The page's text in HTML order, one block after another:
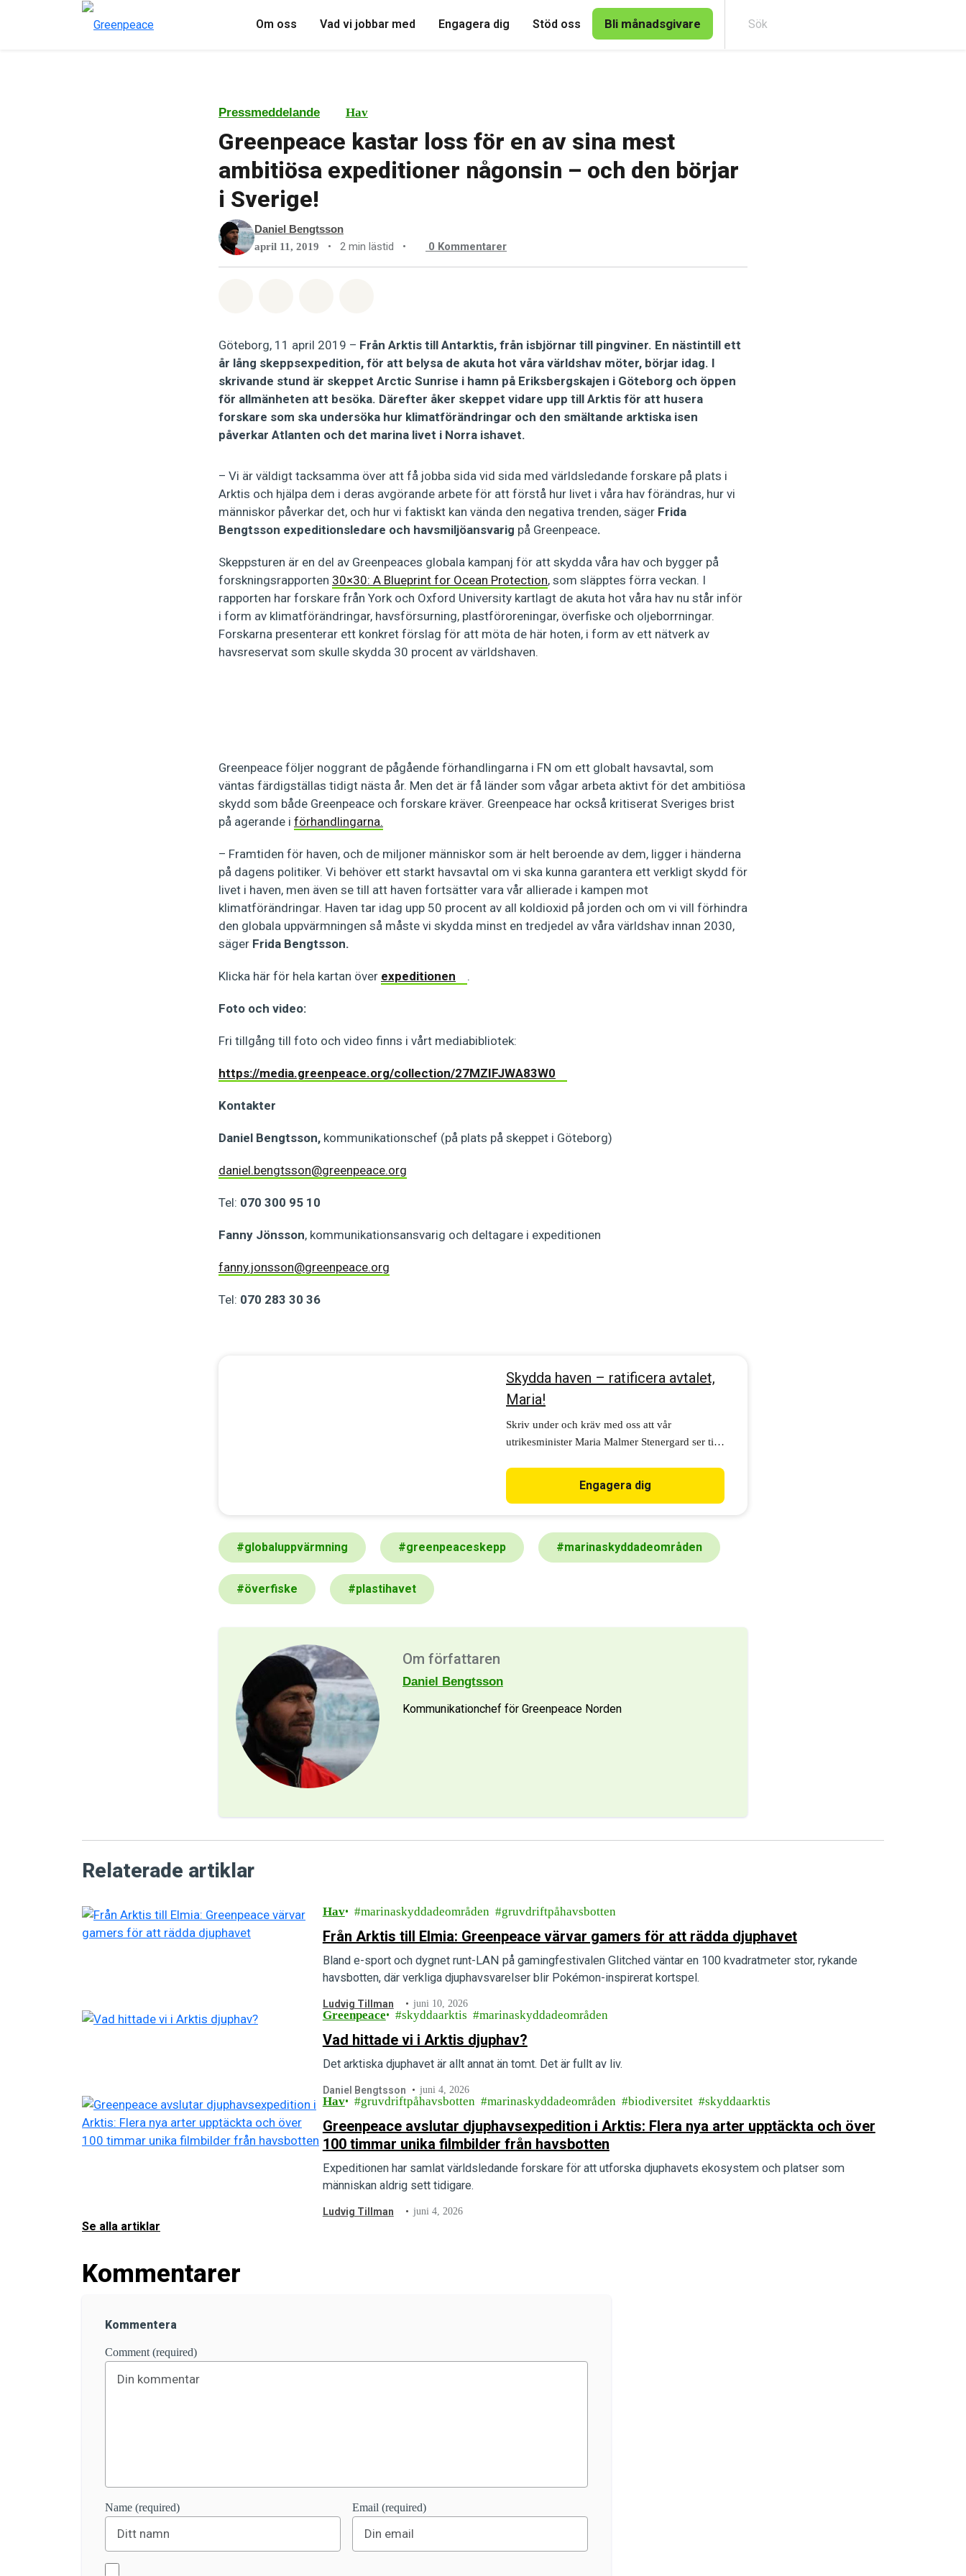
Om oss Vad vi jobbar med Engagera dig Stöd oss Bli månadsgivare
Pressmeddelande Hav
Greenpeace kastar loss för en av sina mest
ambitiösa expeditioner någonsin – och den börjar
i Sverige!
Daniel Bengtsson
april 11, 2019 • 2 min lästid • 0 Kommentarer
Göteborg, 11 april 2019 – Från Arktis till Antarktis, från isbjörnar till pingviner. En nästintill ett
år lång skeppsexpedition, för att belysa de akuta hot våra världshav möter, börjar idag. I
skrivande stund är skeppet Arctic Sunrise i hamn på Eriksbergskajen i Göteborg och öppen
för allmänheten att besöka. Därefter åker skeppet vidare upp till Arktis för att husera
forskare som ska undersöka hur klimatförändringar och den smältande arktiska isen
påverkar Atlanten och det marina livet i Norra ishavet.
– Vi är väldigt tacksamma över att få jobba sida vid sida med världsledande forskare på plats i
Arktis och hjälpa dem i deras avgörande arbete för att förstå hur livet i våra hav förändras, hur vi
människor påverkar det, och hur vi faktiskt kan vända den negativa trenden, säger Frida
Bengtsson expeditionsledare och havsmiljöansvarig på Greenpeace.
Skeppsturen är en del av Greenpeaces globala kampanj för att skydda våra hav och bygger på
forskningsrapporten 30×30: A Blueprint for Ocean Protection, som släpptes förra veckan. I
rapporten har forskare från York och Oxford University kartlagt de akuta hot våra hav nu står inför
i form av klimatförändringar, havsförsurning, plastföroreningar, överfiske och oljeborrningar.
Forskarna presenterar ett konkret förslag för att möta de här hoten, i form av ett nätverk av
havsreservat som skulle skydda 30 procent av världshaven.
Greenpeace följer noggrant de pågående förhandlingarna i FN om ett globalt havsavtal, som
väntas färdigställas tidigt nästa år. Men det är få länder som vågar arbeta aktivt för det ambitiösa
skydd som både Greenpeace och forskare kräver. Greenpeace har också kritiserat Sveriges brist
på agerande i förhandlingarna.
– Framtiden för haven, och de miljoner människor som är helt beroende av dem, ligger i händerna
på dagens politiker. Vi behöver ett starkt havsavtal om vi ska kunna garantera ett verkligt skydd för
livet i haven, men även se till att haven fortsätter vara vår allierade i kampen mot
klimatförändringar. Haven tar idag upp 50 procent av all koldioxid på jorden och om vi vill förhindra
den globala uppvärmningen så måste vi skydda minst en tredjedel av våra världshav innan 2030,
säger Frida Bengtsson.
Klicka här för hela kartan över expeditionen .
Foto och video:
Fri tillgång till foto och video finns i vårt mediabibliotek:
https://media.greenpeace.org/collection/27MZIFJWA83W0
Kontakter
Daniel Bengtsson, kommunikationschef (på plats på skeppet i Göteborg)
daniel.bengtsson@greenpeace.org
Tel: 070 300 95 10
Fanny Jönsson, kommunikationsansvarig och deltagare i expeditionen
fanny.jonsson@greenpeace.org
Tel: 070 283 30 36
Skydda haven – ratificera avtalet,
Maria!
Skriv under och kräv med oss att vår
utrikesminister Maria Malmer Stenergard ser till
avtalet. Skydda haven, Maria!
Engagera dig
#globaluppvärmning #greenpeaceskepp #marinaskyddadeområden
#överfiske #plastihavet
Om författaren
Daniel Bengtsson
Kommunikationchef för Greenpeace Norden
Relaterade artiklar
Hav marinaskyddadeområden gruvdriftpåhavsbotten
Från Arktis till Elmia: Greenpeace värvar gamers för att rädda djuphavet
Bland e-sport och dygnet runt-LAN på gamingfestivalen Glitched väntar en 100 kvadratmeter stor, rykande
havsbotten, där verkliga djuphavsvarelser blir Pokémon-inspirerat kortspel.
Ludvig Tillman juni 10, 2026
Greenpeace skyddaarktis marinaskyddadeområden
Vad hittade vi i Arktis djuphav?
Det arktiska djuphavet är allt annat än tomt. Det är fullt av liv.
Daniel Bengtsson juni 4, 2026
Hav gruvdriftpåhavsbotten marinaskyddadeområden biodiversitet skyddaarktis
Greenpeace avslutar djuphavsexpedition i Arktis: Flera nya arter upptäckta och över
100 timmar unika filmbilder från havsbotten
Expeditionen har samlat världsledande forskare för att utforska djuphavets ekosystem och platser som
människan aldrig sett tidigare.
Ludvig Tillman juni 4, 2026
Se alla artiklar
Kommentarer
Kommentera
Comment (required)
Name (required) Email (required)